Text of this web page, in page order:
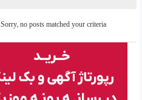
Sorry, no posts matched your criteria.